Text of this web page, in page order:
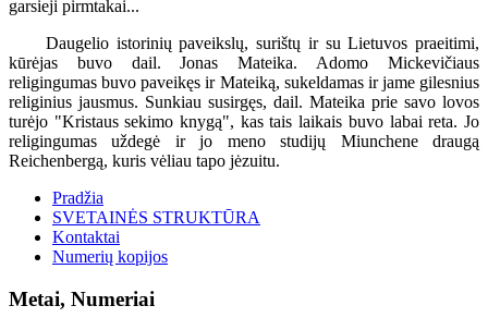
garsieji pirmtakai...
Daugelio istorinių paveikslų, surištų ir su Lietuvos praeitimi,
kūrėjas buvo dail. Jonas Mateika. Adomo Mickevičiaus
religingumas buvo paveikęs ir Mateiką, sukeldamas ir jame gilesnius
religinius jausmus. Sunkiau susirgęs, dail. Mateika prie savo lovos
turėjo "Kristaus sekimo knygą", kas tais laikais buvo labai reta. Jo
religingumas uždegė ir jo meno studijų Miunchene draugą
Reichenbergą, kuris vėliau tapo jėzuitu.
Pradžia
SVETAINĖS STRUKTŪRA
Kontaktai
Numerių kopijos
Metai, Numeriai